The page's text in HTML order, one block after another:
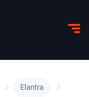
Elantra